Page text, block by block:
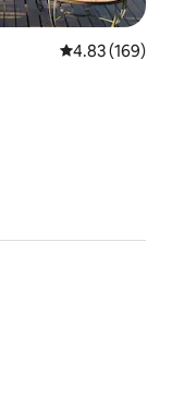
從 169 則評價
4.83 (169)